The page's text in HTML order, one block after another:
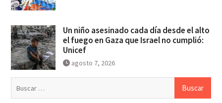
Un niño asesinado cada día desde el alto
el fuego en Gaza que Israel no cumplió:
Unicef
agosto 7, 2026